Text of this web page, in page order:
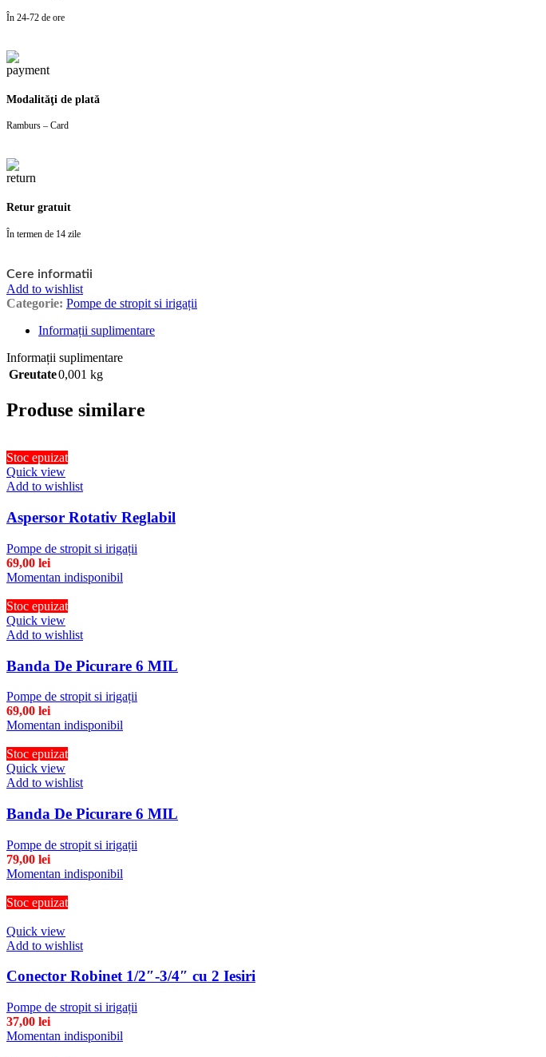
În 24-72 de ore
Modalităţi de plată
Ramburs – Card
Retur gratuit
În termen de 14 zile
Cere informatii
Add to wishlist
Categorie: Pompe de stropit si irigații
Informații suplimentare
Informații suplimentare
Greutate0,001 kg
Produse similare
Stoc epuizat
Quick view
Add to wishlist
Aspersor Rotativ Reglabil
Pompe de stropit si irigații
69,00 lei
Momentan indisponibil
Stoc epuizat
Quick view
Add to wishlist
Banda De Picurare 6 MIL
Pompe de stropit si irigații
69,00 lei
Momentan indisponibil
Stoc epuizat
Quick view
Add to wishlist
Banda De Picurare 6 MIL
Pompe de stropit si irigații
79,00 lei
Momentan indisponibil
Stoc epuizat
Quick view
Add to wishlist
Conector Robinet 1/2″-3/4″ cu 2 Iesiri
Pompe de stropit si irigații
37,00 lei
Momentan indisponibil